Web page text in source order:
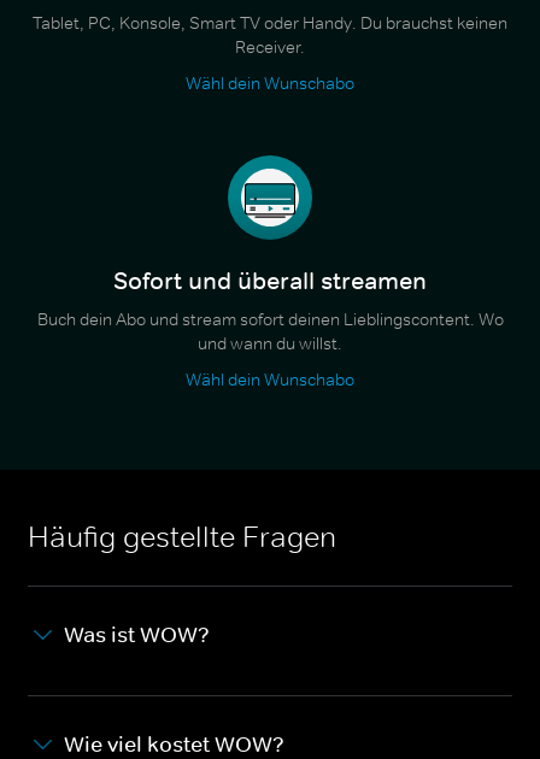
Tablet, PC, Konsole, Smart TV oder Handy. Du brauchst keinen
Receiver.
Wähl dein Wunschabo
Sofort und überall streamen
Buch dein Abo und stream sofort deinen Lieblingscontent. Wo
und wann du willst.
Wähl dein Wunschabo
Häufig gestellte Fragen
Was ist WOW?
Wie viel kostet WOW?